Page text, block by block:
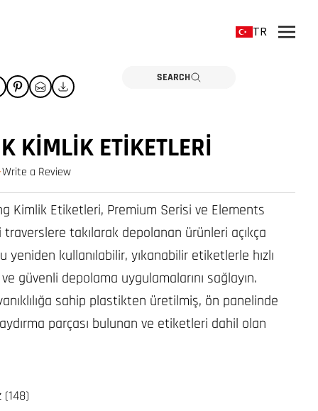
SEARCH
TR
KIMLIK ETIKETLERI
0.0 star rating
Write a Review
(148)
Kimlik Etiketleri, Premium Serisi ve Elements
traverslere takılarak depolanan ürünleri açıkça
yeniden kullanılabilir, yıkanabilir etiketlerle hızlı
güvenli depolama uygulamalarını sağlayın.
sahip plastikten üretilmiş, ön panelinde
parçası bulunan ve etiketleri dahil olan